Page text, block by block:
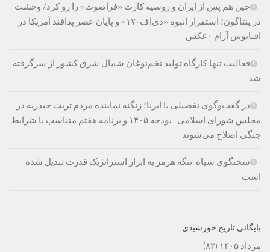
چین هم پس از ایران و روسیه کارت «فراصوت» را رو کرد/ وحشت
در پنتاگون؛ استقرار انبوه «دی‌اف‑۱۷» و پایان عصر پدافند آمریکا در
اقیانوس آرام +عکس
فعالیت تنها کارگاه تولید تخم‌نوغان شمال شرق کشور از سرگرفته
شد
در گفت‌وگوی تفصیلی با ایرنا؛ زنگنه نماینده مردم تربت حیدریه در
مجلس شورای اسلامی : بودجه ۱۴۰۵ و برنامه هفتم متناسب با شرایط
جنگی اصلاح می‌شوند
سخنگوی سپاه: تنگه هرمز به ابزار استراتژیک قدرت تبدیل شده
است
بایگانی تاریخ خورشیدی
مرداد ۱۴۰۵
(۸۲)